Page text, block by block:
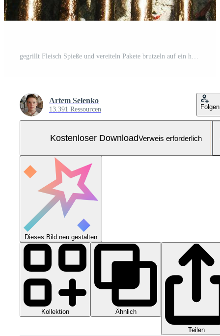
gegrillt Fleisch Spieße und vereiteln Pakete brutzeln auf ein heiß Grill Grill, bereit zum ein lecker Mahlzeit. Kostenloses Foto
Artem Selenko
13.391 Ressourcen Folgen
Kostenloser DownloadVerweis erforderlich
Dieses Bild neu gestalten
Kollektion Ähnlich
Teilen